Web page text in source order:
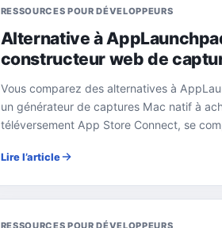
RESSOURCES POUR DÉVELOPPEURS
Alternative à
constructeur web de
Vous comparez des alternatives à
un générateur de captures Mac natif à
téléversement App Store Connect, se
Lire l’article
RESSOURCES POUR DÉVELOPPEURS